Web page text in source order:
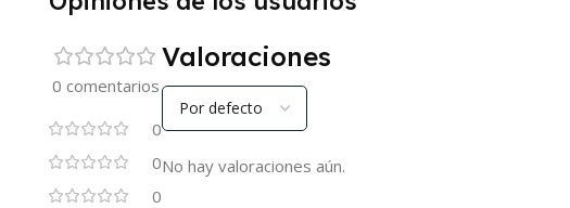
0 comentarios
0
0
0
Valoraciones
No hay valoraciones aún.